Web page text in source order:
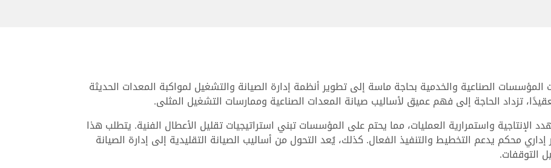
الصناعية والخدمية بحاجة ماسة إلى تطوير أنظمة إدارة الصيانة والتشغيل لمواكبة المعدات الحديثة
تزداد الحاجة إلى فهم عميق لأساليب صيانة المعدات الصناعية وممارسات التشغيل المثلى.
الإنتاجية واستمرارية العمليات، مما يحتم على المؤسسات تبني استراتيجيات تقليل الأعطال الفنية. يتطلب هذا
محكم يدعم التخطيط والتنفيذ الفعال. كذلك، يُعد التحول من أساليب الصيانة التقليدية إلى إدارة الصيانة
التوقفات.